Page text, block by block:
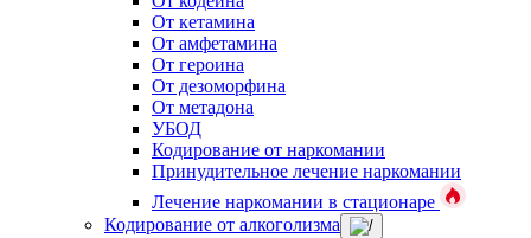
От кетамина
От амфетамина
От героина
От дезоморфина
От метадона
УБОД
Кодирование от наркомании
Принудительное лечение наркомании
Лечение наркомании в стационаре
Кодирование от алкоголизма